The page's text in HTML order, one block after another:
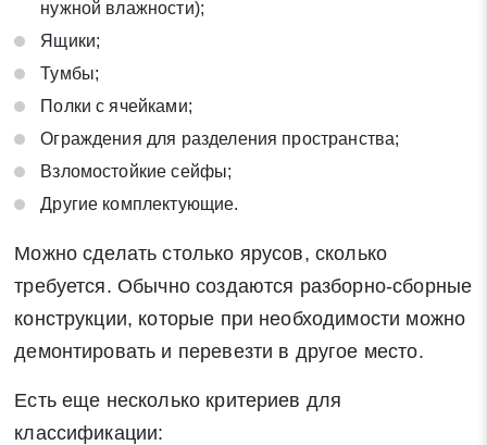
Поиск Закрыть
нужной влажности);
Ящики;
Тумбы;
Полки с ячейками;
Ограждения для разделения пространства;
Взломостойкие сейфы;
Другие комплектующие.
Можно сделать столько ярусов, сколько
требуется. Обычно создаются разборно-сборные
конструкции, которые при необходимости можно
демонтировать и перевезти в другое место.
Есть еще несколько критериев для
классификации:
Заявка на обратный звонок
* - обязательные поля для заполнения